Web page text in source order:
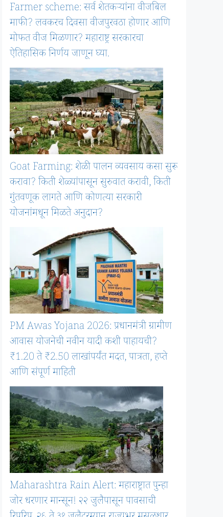
Farmer scheme: सर्व शेतकऱ्यांना वीजबिल
माफी? लवकरच दिवसा वीजपुरवठा होणार आणि
मोफत वीज मिळणार? महाराष्ट्र सरकारचा
ऐतिहासिक निर्णय जाणून घ्या.
Goat Farming: शेळी पालन व्यवसाय कसा सुरू
करावा? किती शेळ्यांपासून सुरुवात करावी, किती
गुंतवणूक लागते आणि कोणत्या सरकारी
योजनांमधून मिळते अनुदान?
PM Awas Yojana 2026: प्रधानमंत्री ग्रामीण
आवास योजनेची नवीन यादी कशी पाहायची?
₹1.20 ते ₹2.50 लाखांपर्यंत मदत, पात्रता, हप्ते
आणि संपूर्ण माहिती
Maharashtra Rain Alert: महाराष्ट्रात पुन्हा
जोर धरणार मान्सून! २२ जुलैपासून पावसाची